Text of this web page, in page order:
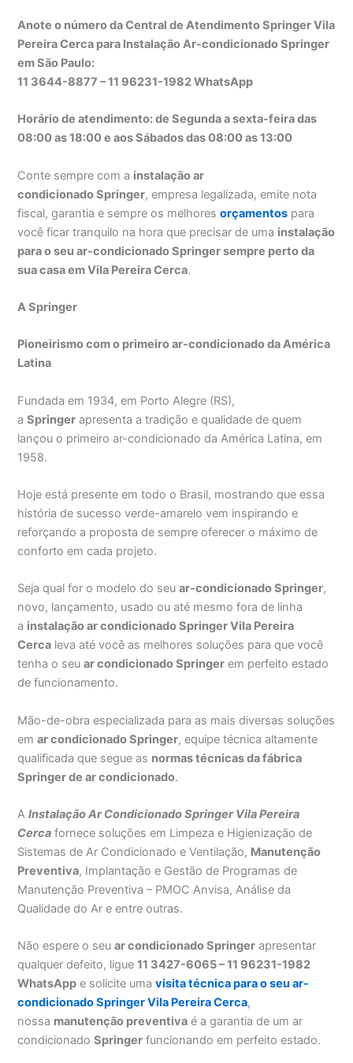
Anote o número da Central de Atendimento Springer Vila
Pereira Cerca para Instalação Ar-condicionado Springer
em São Paulo:
11 3644-8877 – 11 96231-1982 WhatsApp
Horário de atendimento: de Segunda a sexta-feira das
08:00 as 18:00 e aos Sábados das 08:00 as 13:00
Conte sempre com a instalação ar
condicionado Springer, empresa legalizada, emite nota
fiscal, garantia e sempre os melhoresorçamentos para
você ficar tranquilo na hora que precisar de uma instalação
para o seu ar-condicionado Springer sempre perto da
sua casa em Vila Pereira Cerca.
A Springer
Pioneirismo com o primeiro ar-condicionado da América
Latina
Fundada em 1934, em Porto Alegre (RS),
aSpringer apresenta a tradição e qualidade de quem
lançou o primeiro ar-condicionado da América Latina, em
1958.
Hoje está presente em todo o Brasil, mostrando que essa
história de sucesso verde-amarelo vem inspirando e
reforçando a proposta de sempre oferecer o máximo de
conforto em cada projeto.
Seja qual for o modelo do seuar-condicionado Springer,
novo, lançamento, usado ou até mesmo fora de linha
a instalação ar condicionado Springer Vila Pereira
Cerca leva até você as melhores soluções para que você
tenha o seuar condicionado Springer em perfeito estado
de funcionamento.
Mão-de-obra especializada para as mais diversas soluções
emar condicionado Springer, equipe técnica altamente
qualificada que segue as normas técnicas da fábrica
Springer de ar condicionado.
AInstalação Ar Condicionado Springer Vila Pereira
Cerca fornece soluções em Limpeza e Higienização de
Sistemas de Ar Condicionado e Ventilação, Manutenção
Preventiva, Implantação e Gestão de Programas de
Manutenção Preventiva – PMOC Anvisa, Análise da
Qualidade do Ar e entre outras.
Não espere o seuar condicionado Springer apresentar
qualquer defeito, ligue11 3427-6065 – 11 96231-1982
WhatsApp e solicite umavisita técnica para o seu ar-
condicionado Springer Vila Pereira Cerca,
nossa manutenção preventiva é a garantia de um ar
condicionadoSpringer funcionando em perfeito estado.